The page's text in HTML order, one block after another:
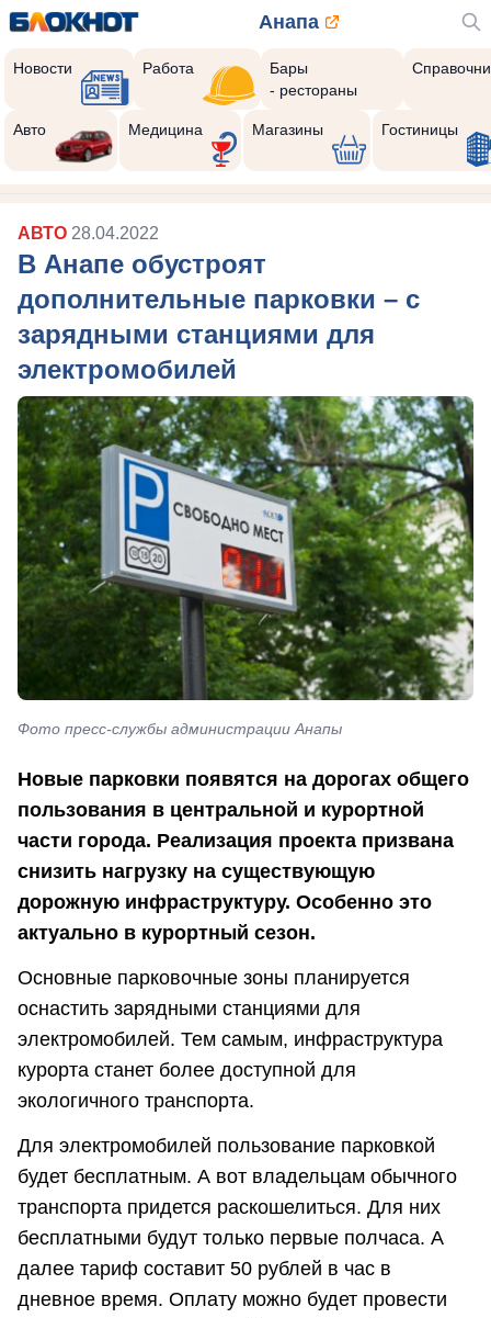
Анапа
Новости Работа
Бары
- рестораны
Авто Медицина Магазины Гостиницы
АВТО 28.04.2022
В Анапе обустроят
дополнительные парковки – с
зарядными станциями для
электромобилей
Фото пресс-службы администрации Анапы
Новые парковки появятся на дорогах общего
пользования в центральной и курортной
части города. Реализация проекта призвана
снизить нагрузку на существующую
дорожную инфраструктуру. Особенно это
актуально в курортный сезон.
Основные парковочные зоны планируется
оснастить зарядными станциями для
электромобилей. Тем самым, инфраструктура
курорта станет более доступной для
экологичного транспорта.
Для электромобилей пользование парковкой
будет бесплатным. А вот владельцам обычного
транспорта придется раскошелиться. Для них
бесплатными будут только первые полчаса. А
далее тариф составит 50 рублей в час в
дневное время. Оплату можно будет провести